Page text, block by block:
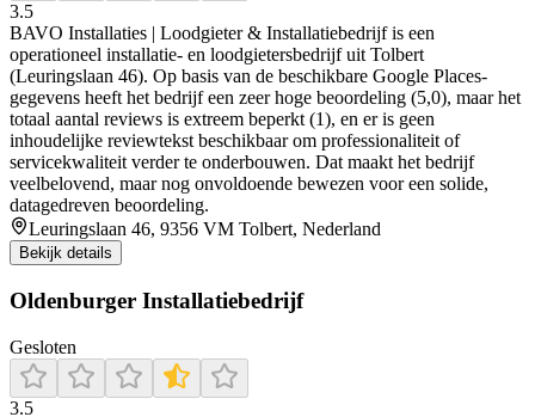
3.5
BAVO Installaties | Loodgieter & Installatiebedrijf is een
operationeel installatie- en loodgietersbedrijf uit Tolbert
(Leuringslaan 46). Op basis van de beschikbare Google Places-
gegevens heeft het bedrijf een zeer hoge beoordeling (5,0), maar het
totaal aantal reviews is extreem beperkt (1), en er is geen
inhoudelijke reviewtekst beschikbaar om professionaliteit of
servicekwaliteit verder te onderbouwen. Dat maakt het bedrijf
veelbelovend, maar nog onvoldoende bewezen voor een solide,
datagedreven beoordeling.
Leuringslaan 46, 9356 VM Tolbert, Nederland
Bekijk details
Oldenburger Installatiebedrijf
Gesloten
3.5